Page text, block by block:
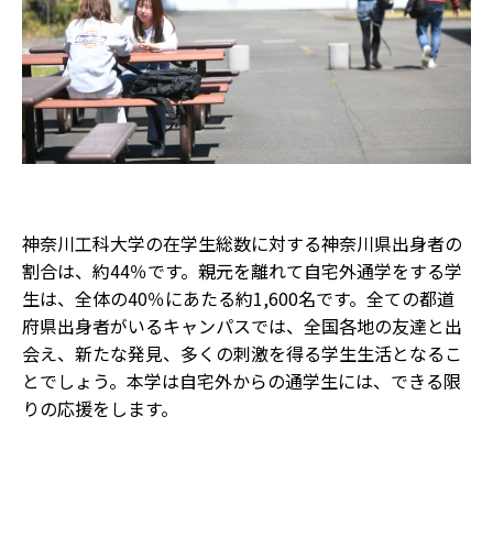
神奈川工科大学の在学生総数に対する神奈川県出身者の
割合は、約44％です。親元を離れて自宅外通学をする学
生は、全体の40％にあたる約1,600名です。全ての都道
府県出身者がいるキャンパスでは、全国各地の友達と出
会え、新たな発見、多くの刺激を得る学生生活となるこ
とでしょう。本学は自宅外からの通学生には、できる限
りの応援をします。